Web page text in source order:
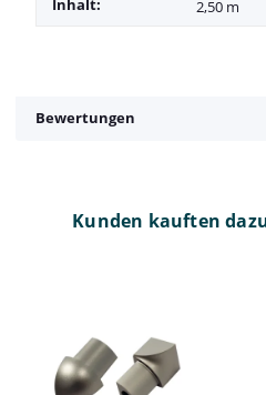
Inhalt: 2,50 m
Bewertungen
Kunden kauften